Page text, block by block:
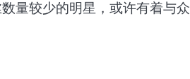
量较少的明星，或许有着与